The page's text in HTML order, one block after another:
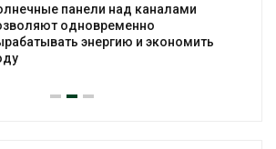
панели над каналами
одновременно
энергию и экономить